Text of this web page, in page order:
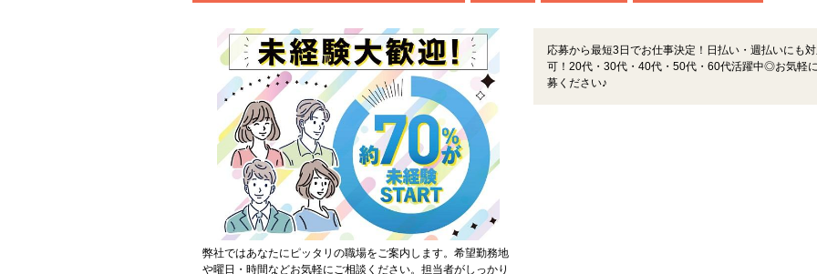
弊社ではあなたにピッタリの職場をご案内します。希望勤務地
や曜日・時間などお気軽にご相談ください。担当者がしっかり
応募から最短3日でお仕事決定！日払い・週払いにも
可！20代・30代・40代・50代・60代活躍中◎お気軽
募ください♪